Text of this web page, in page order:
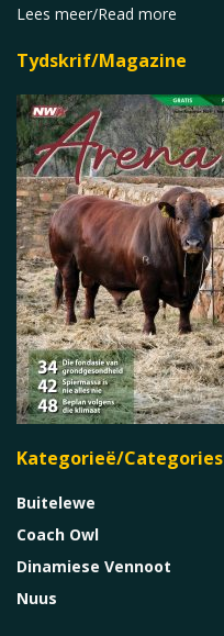
Lees meer/Read more
Tydskrif/Magazine
Kategorieë/Categories
Buitelewe
Coach Owl
Dinamiese Vennoot
Nuus